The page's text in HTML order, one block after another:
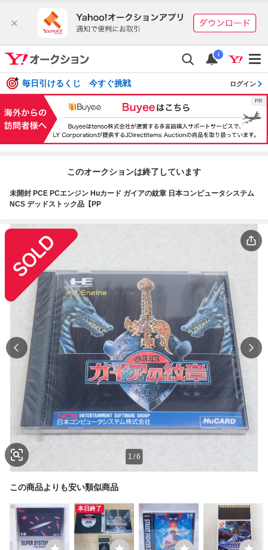
i
毎日引けるくじ 今すぐ挑戦 ログイン
このオークションは終了しています
未開封 PCE PCエンジン Huカード ガイアの紋章 日本コンピュータシステム
NCS デッドストック品【PP
1 /6
この商品よりも安い類似商品
本日終了